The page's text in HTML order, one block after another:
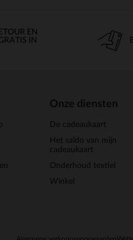
EN
IN
Onze diensten
De cadeaukaart
Het saldo van mijn
cadeaukaart
Onderhoud textiel
Winkel